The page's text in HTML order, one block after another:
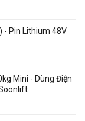
- Pin Lithium 48V
Mini - Dùng Điện